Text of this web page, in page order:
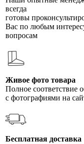
всегда
готовы
Вас по любым
вопросам
Живое фото товара
Полное соответствие
с фотографиями на
Бесплатная доставка